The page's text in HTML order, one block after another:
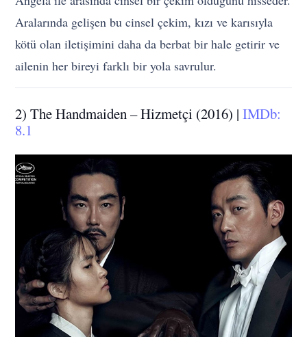
Aralarında gelişen bu cinsel çekim, kızı ve karısıyla
kötü olan iletişimini daha da berbat bir hale getirir ve
ailenin her bireyi farklı bir yola savrulur.
2) The Handmaiden – Hizmetçi (2016) |IMDb:
8.1